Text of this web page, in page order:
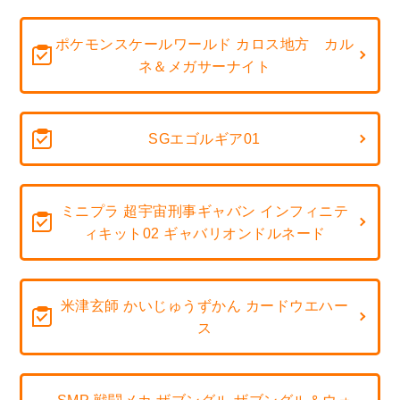
ポケモンスケールワールド カロス地方 カル
ネ＆メガサーナイト
SGエゴルギア01
ミニプラ 超宇宙刑事ギャバン インフィニテ
ィキット02 ギャバリオンドルネード
米津玄師 かいじゅうずかん カードウエハー
ス